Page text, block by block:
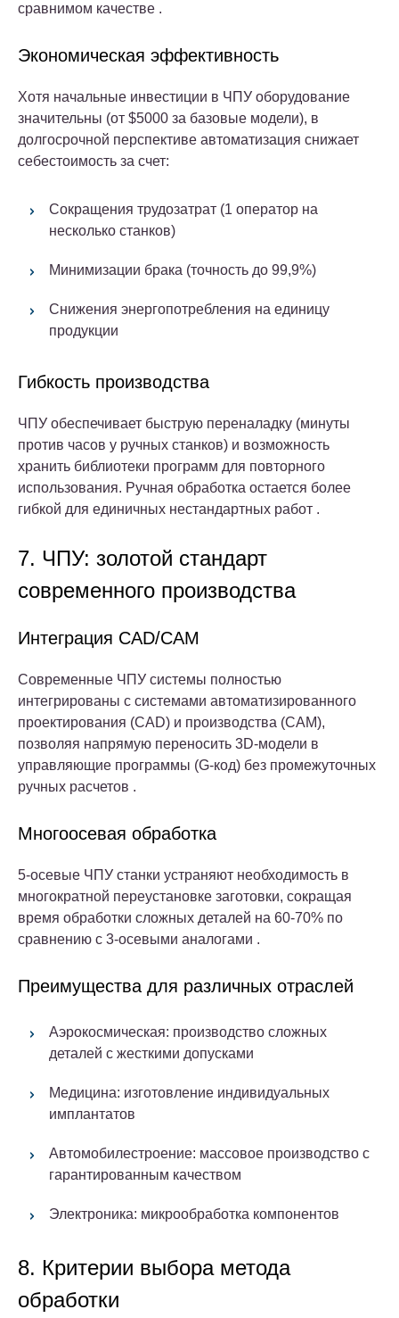
сравнимом качестве .
Экономическая эффективность
Хотя начальные инвестиции в ЧПУ оборудование
значительны (от $5000 за базовые модели), в
долгосрочной перспективе автоматизация снижает
себестоимость за счет:
Сокращения трудозатрат (1 оператор на
несколько станков)
Минимизации брака (точность до 99,9%)
Снижения энергопотребления на единицу
продукции
Гибкость производства
ЧПУ обеспечивает быструю переналадку (минуты
против часов у ручных станков) и возможность
хранить библиотеки программ для повторного
использования. Ручная обработка остается более
гибкой для единичных нестандартных работ .
7. ЧПУ: золотой стандарт
современного производства
Интеграция CAD/CAM
Современные ЧПУ системы полностью
интегрированы с системами автоматизированного
проектирования (CAD) и производства (CAM),
позволяя напрямую переносить 3D-модели в
управляющие программы (G-код) без промежуточных
ручных расчетов .
Многоосевая обработка
5-осевые ЧПУ станки устраняют необходимость в
многократной переустановке заготовки, сокращая
время обработки сложных деталей на 60-70% по
сравнению с 3-осевыми аналогами .
Преимущества для различных отраслей
Аэрокосмическая: производство сложных
деталей с жесткими допусками
Медицина: изготовление индивидуальных
имплантатов
Автомобилестроение: массовое производство с
гарантированным качеством
Электроника: микрообработка компонентов
8. Критерии выбора метода
обработки